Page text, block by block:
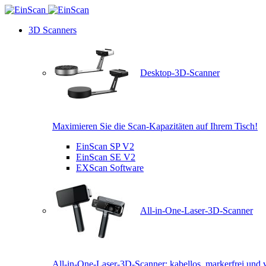
3D Scanners
Desktop-3D-Scanner
Maximieren Sie die Scan-Kapazitäten auf Ihrem Tisch!
EinScan SP V2
EinScan SE V2
EXScan Software
All-in-One-Laser-3D-Scanner
All-in-One-Laser-3D-Scanner: kabellos, markerfrei und